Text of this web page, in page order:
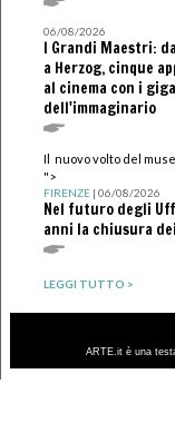
06/08/2026
I Grandi Maestri:
a Herzog, cinque
al cinema con i
dell'immaginario
Il nuovo volto del
">
FIRENZE| 06/08/2026
Nel futuro degli
anni la chiusura
LEGGI TUTTO >
ARTE.it è una